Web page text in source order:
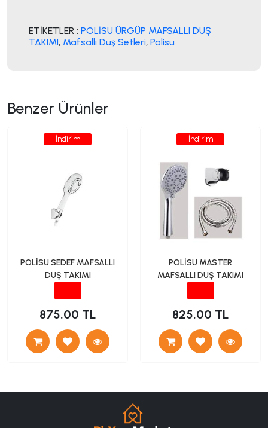
ETİKETLER : POLİSU ÜRGÜP MAFSALLI DUŞ
TAKIMI, Mafsallı Duş Setleri, Polisu
Benzer Ürünler
İndirim
POLİSU SEDEF MAFSALLI
DUŞ TAKIMI
875.00 TL
İndirim
POLİSU MASTER
MAFSALLI DUŞ TAKIMI
825.00 TL